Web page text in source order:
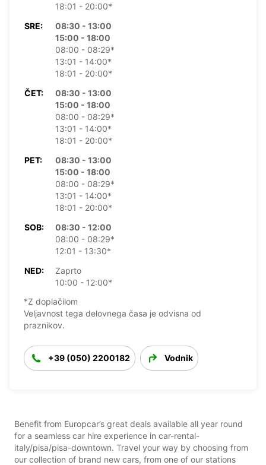
18:01 - 20:00*
SRE:
08:30 - 13:00
15:00 - 18:00
08:00 - 08:29*
13:01 - 14:00*
18:01 - 20:00*
ČET:
08:30 - 13:00
15:00 - 18:00
08:00 - 08:29*
13:01 - 14:00*
18:01 - 20:00*
PET:
08:30 - 13:00
15:00 - 18:00
08:00 - 08:29*
13:01 - 14:00*
18:01 - 20:00*
SOB:
08:30 - 12:00
08:00 - 08:29*
12:01 - 13:30*
NED:
Zaprto
10:00 - 12:00*
*Z doplačilom
Veljavnost tega delovnega časa je odvisna od
praznikov.
+39 (050) 2200182 Vodnik
Benefit from Europcar’s great deals available all year round
for a seamless car hire experience in car-rental-
italy/pisa/pisa-downtown. Travel your way by choosing from
our collection of brand new cars, from one of our stations